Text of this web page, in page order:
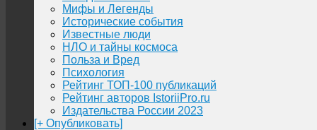
Мифы и Легенды
Исторические события
Известные люди
НЛО и тайны космоса
Польза и Вред
Психология
Рейтинг ТОП-100 публикаций
Рейтинг авторов IstoriiPro.ru
Издательства России 2023
[+ Опубликовать]